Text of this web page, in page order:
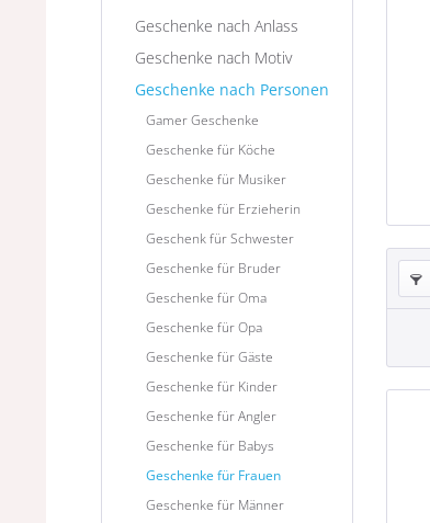
Geschenke nach Anlass
Geschenke nach Motiv
Geschenke nach Personen
Gamer Geschenke
Geschenke für Köche
Geschenke für Musiker
Geschenke für Erzieherin
Geschenk für Schwester
Geschenke für Bruder
Geschenke für Oma
Geschenke für Opa
Geschenke für Gäste
Geschenke für Kinder
Geschenke für Angler
Geschenke für Babys
Geschenke für Frauen
Geschenke für Männer